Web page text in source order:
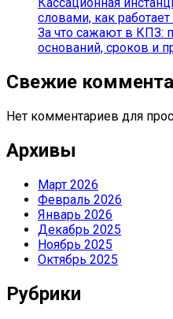
Кассационная
словами, как
За что сажают в КПЗ:
оснований, сроков и
Свежие
Нет комментариев для
Архивы
Март 2026
Февраль 2026
Январь 2026
Декабрь 2025
Ноябрь 2025
Октябрь 2025
Рубрики